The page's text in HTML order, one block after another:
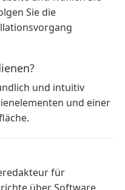
Sie die
und intuitiv
und einer
für